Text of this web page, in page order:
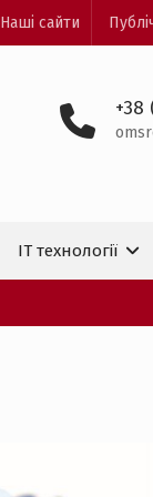
Наші сайти
+38
IT технологiї